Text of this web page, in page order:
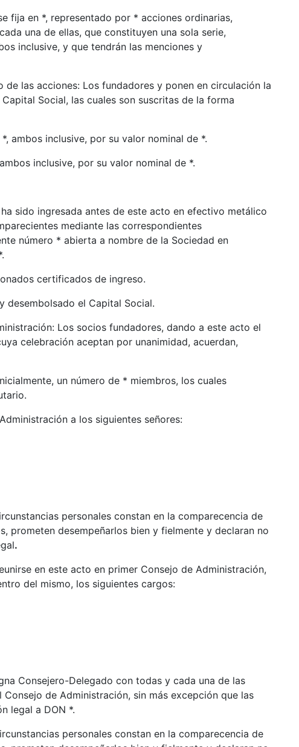
fija en *, representado por * acciones ordinarias,
una de ellas, que constituyen una sola serie,
inclusive, y que tendrán las menciones y
de las acciones: Los fundadores y ponen en circulación la
Social, las cuales son suscritas de la forma
ambos inclusive, por su valor nominal de *.
inclusive, por su valor nominal de *.
sido ingresada antes de este acto en efectivo metálico
mediante las correspondientes
número * abierta a nombre de la Sociedad en
certificados de ingreso.
desembolsado el Capital Social.
Los socios fundadores, dando a este acto el
celebración aceptan por unanimidad, acuerdan,
un número de * miembros, los cuales
a los siguientes señores:
personales constan en la comparecencia de
prometen desempeñarlos bien y fielmente y declaran no
.
en este acto en primer Consejo de Administración,
del mismo, los siguientes cargos:
Consejero-Delegado con todas y cada una de las
de Administración, sin más excepción que las
legal a DON *.
personales constan en la comparecencia de